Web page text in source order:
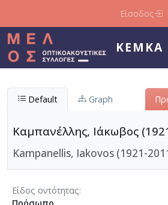
Είσοδος
ΚΕΜΚΑ
Default Graph
Καμπανέλλης, Ιάκωβος
Kampanellis, Iakovos (1921-
Είδος οντότητας
Πρόσωπο